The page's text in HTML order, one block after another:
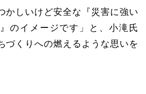
しいけど安全な『災害に強い
のイメージです」と、小滝氏
づくりへの燃えるような思いを